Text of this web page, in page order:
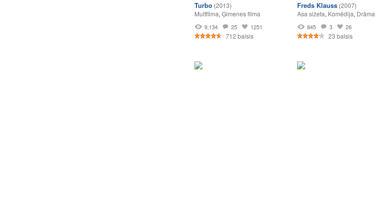
Turbo (2013)
Multfilma, Ģimenes filma
9,134 25 1251
712 balsis
Freds Klauss (2007)
Asa sižeta, Komēdija, Drāma
845 3 26
23 balsis